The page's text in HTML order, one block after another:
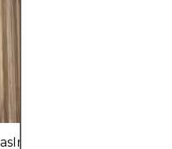
acciones